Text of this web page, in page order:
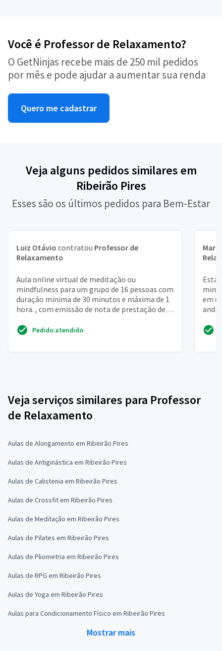
Você é Professor de Relaxamento?
O GetNinjas recebe mais de 250 mil pedidos
por mês e pode ajudar a aumentar sua renda
Quero me cadastrar
Veja alguns pedidos similares em
Ribeirão Pires
Esses são os últimos pedidos para Bem-Estar
Luiz Otávio contratou Professor de
Relaxamento
Aula online virtual de meditação ou
mindfulness para um grupo de 16 pessoas com
duração minima de 30 minutos e máxima de 1
hora. , com emissão de nota de prestação de
Pedido atendido
em
Veja serviços similares para Professor
de Relaxamento
Aulas de Alongamento em Ribeirão Pires
Aulas de Antiginástica em Ribeirão Pires
Aulas de Calistenia em Ribeirão Pires
Aulas de Crossfit em Ribeirão Pires
Aulas de Meditação em Ribeirão Pires
Aulas de Pilates em Ribeirão Pires
Aulas de Pliometria em Ribeirão Pires
Aulas de RPG em Ribeirão Pires
Aulas de Yoga em Ribeirão Pires
Aulas para Condicionamento Físico em Ribeirão Pires
Mostrar mais